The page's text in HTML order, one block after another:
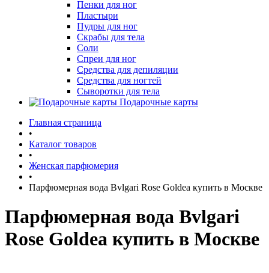
Пенки для ног
Пластыри
Пудры для ног
Скрабы для тела
Соли
Спреи для ног
Средства для депиляции
Средства для ногтей
Сыворотки для тела
Подарочные карты
Главная страница
•
Каталог товаров
•
Женская парфюмерия
•
Парфюмерная вода Bvlgari Rose Goldea купить в Москве
Парфюмерная вода Bvlgari
Rose Goldea купить в Москве